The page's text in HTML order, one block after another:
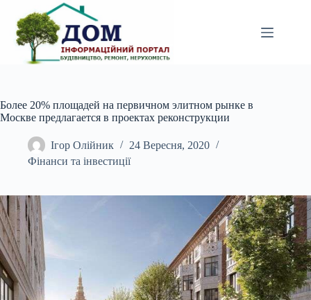
вмісту
Более 20% площадей на первичном элитном рынке в
Москве предлагается в проектах реконструкции
Ігор Олійник
24 Вересня, 2020
Фінанси та інвестиції